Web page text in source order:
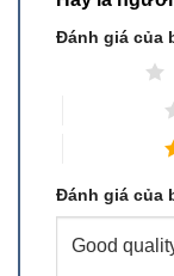
Đánh giá của
Đánh giá của